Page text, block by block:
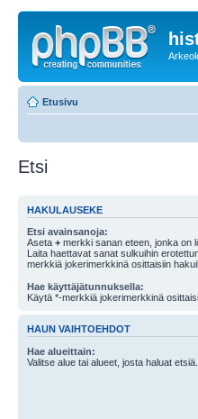
Etusivu
Etsi
HAKULAUSEKE
Etsi avainsanoja:
Aseta + merkki sanan eteen, jonka on
Laita haettavat sanat sulkuihin
merkkiä jokerimerkkinä osittaisiin
Hae käyttäjätunnuksella:
Käytä *-merkkiä jokerimerkkinä
HAUN VAIHTOEHDOT
Hae alueittain:
Valitse alue tai alueet, josta haluat